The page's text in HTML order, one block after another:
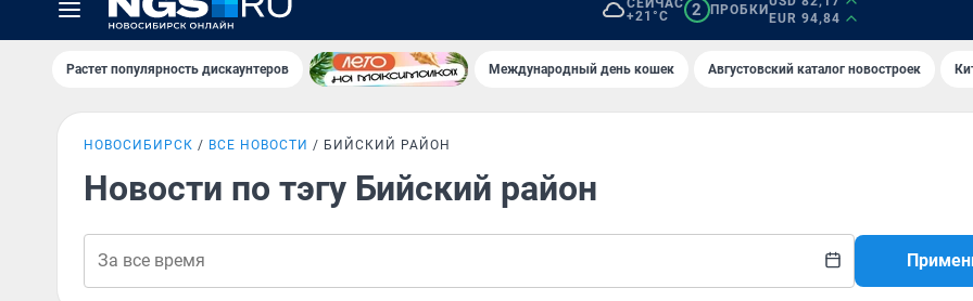
СЕЙЧАС
+21°C
2 ПРОБКИ
EUR 94,84
Растет популярность дискаунтеров Международный день кошек Августовский каталог новостроек
НОВОСИБИРСК ВСЕ НОВОСТИ БИЙСКИЙ РАЙОН
Новости по тэгу Бийский район